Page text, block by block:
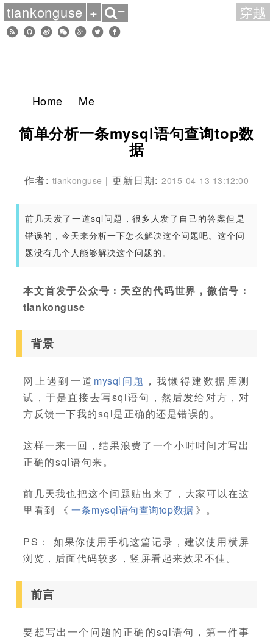
Home Me
简单分析一条mysql语句查询top数
据
作者: tiankonguse | 更新日期:2015-04-13 13:12:00
前几天发了一道sql问题，很多人发了自己的答案但是
错误的，今天来分析一下怎么解决这个问题吧。这个问
题没有几个人能够解决这个问题的。
本文首发于公众号：天空的代码世界，微信号：
tiankonguse
背景
网上遇到一道 mysql问题 ，我懒得建数据库测
试，于是直接去写sql语句，然后发给对方，对
方反馈一下我的sql是正确的还是错误的。
这样一来一回，结果浪费了一个小时时间才写出
正确的sql语句来。
前几天我也把这个问题贴出来了，大家可以在这
里看到 《 一条mysql语句查询top数据 》。
PS： 如果你使用手机这篇记录，建议使用横屏
浏览，后面代码较多，竖屏看起来效果不佳。
前言
要想写出一个问题的正确的sql语句，第一件事
tiankonguse + ≡ 穿越